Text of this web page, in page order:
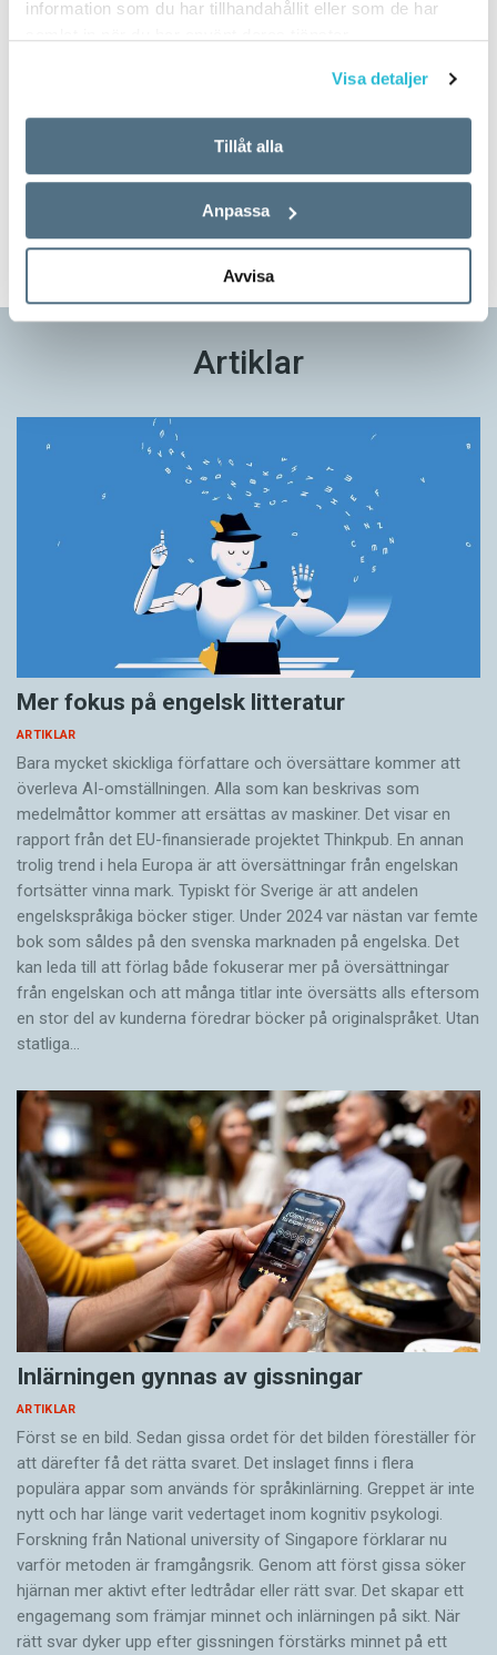
information som du har tillhandahållit eller som de har
Visa detaljer
Tillåt alla
Anpassa
Avvisa
Tidningen i brevlådan plus tillgång till webben och digital
läsning med vår app
TVÅ NUMMER FÖR 129 KR!
Artiklar
Mer fokus på engelsk litteratur
ARTIKLAR
Bara mycket skickliga författare och översättare ­kommer att
överleva AI-omställningen. Alla som kan beskrivas som
medelmåttor kommer att ersättas av maskiner. Det visar en
rapport från det EU-finansierade projektet Thinkpub. En annan
trolig trend i hela Europa är att översättningar från engelskan
fortsätter vinna mark. Typiskt för Sverige är att andelen
engelskspråkiga böcker stiger. Under 2024 var nästan var femte
bok som såldes på den svenska marknaden på engelska. Det
kan leda till att förlag både fokuserar mer på översättningar
från engelskan och att många titlar inte översätts alls eftersom
en stor del av kunderna föredrar böcker på originalspråket. Utan
statliga…
Inlärningen gynnas av gissningar
ARTIKLAR
Först se en bild. Sedan gissa ordet för det bilden föreställer för
att därefter få det rätta svaret. Det inslaget finns i flera
populära appar som används för språkinlärning. Greppet är inte
nytt och har länge varit vedertaget inom kognitiv psykologi.
Forskning från National university of Singa­pore förklarar nu
varför metoden är framgångsrik. Genom att först gissa ­söker
hjärnan mer aktivt ­efter ledtrådar eller rätt svar. Det skapar ett
engagemang som främjar minnet och inlärningen på sikt. När
rätt svar dyker upp efter gissningen förstärks minnet på ett